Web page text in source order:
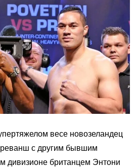
весе новозеландец
с другим бывшим
дивизионе британцем Энтони